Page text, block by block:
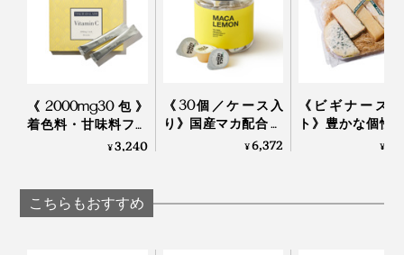
《2000mg30包》
着色料・甘味料フリ
ー、高純度VitaminC
¥3,240
《30個／ケース入
り》国産マカ配合 夜
はハイボール、朝は
¥6,372
《ビギナーズ
ト》豊かな個性
べやすさが両立
¥
こちらもおすすめ